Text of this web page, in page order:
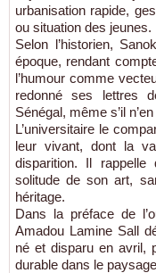
urbanisation rapide,
ou situation des jeunes.
Selon l’historien,
époque, rendant
l’humour comme
redonné ses lettres
Sénégal, même s’il
L’universitaire le
leur vivant, dont la
disparition. Il
solitude de son art,
héritage.
Dans la préface de
Amadou Lamine Sall
né et disparu en avril,
durable dans le